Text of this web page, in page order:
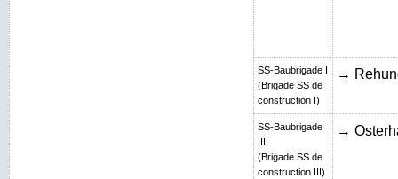
SS-Baubrigade I
(Brigade SS de
construction I)
→
SS-Baubrigade
III
(Brigade SS de
construction III)
→